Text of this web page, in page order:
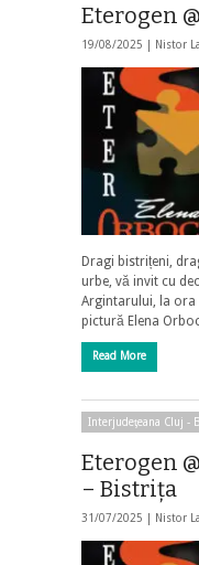
Eterogen
19/08/2025 | Nistor
Dragi bistrițeni,
urbe, vă invit cu
Argintarului, la ora
pictură Elena
Read More
Interjudeţeana Cluj -
Eterogen
– Bistriţa
31/07/2025 | Nistor